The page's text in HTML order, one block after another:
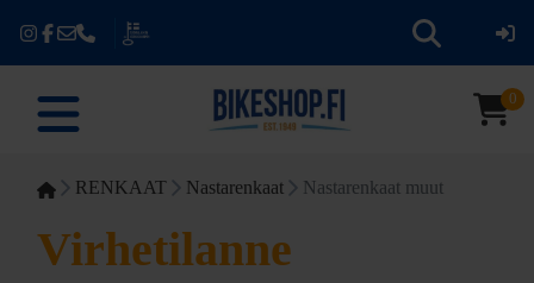
0
RENKAAT Nastarenkaat Nastarenkaat muut
Virhetilanne